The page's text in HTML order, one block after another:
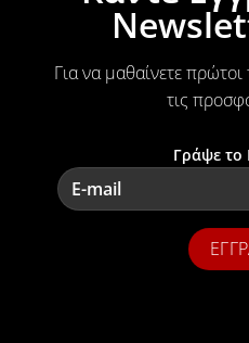
Για να μαθαίνετε
τις
Γράψε το